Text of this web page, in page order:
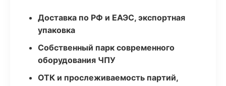
Доставка по РФ и ЕАЭС, экспортная
упаковка
Собственный парк современного
оборудования ЧПУ
ОТК и прослеживаемость партий,